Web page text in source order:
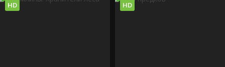
HD HD